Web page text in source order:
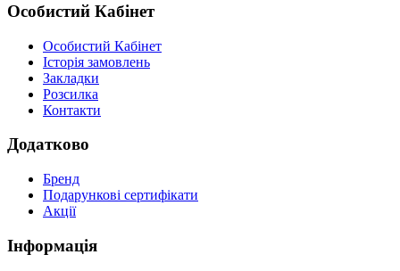
Особистий Кабінет
Особистий Кабінет
Історія замовлень
Закладки
Розсилка
Контакти
Додатково
Бренд
Подарункові сертифікати
Акції
Інформація